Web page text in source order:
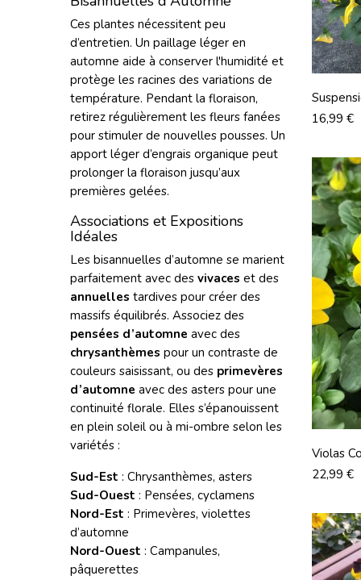
Ces plantes nécessitent peu
d’entretien. Un paillage léger en
automne aide à conserver l'humidité et
protège les racines des variations de
température. Pendant la floraison,
retirez régulièrement les fleurs fanées
pour stimuler de nouvelles pousses. Un
apport léger d’engrais organique peut
prolonger la floraison jusqu’aux
premières gelées.
Associations et Expositions
Idéales
Les bisannuelles d’automne se marient
parfaitement avec des vivaces et des
annuelles tardives pour créer des
massifs équilibrés. Associez des
pensées d’automne avec des
chrysanthèmes pour un contraste de
couleurs saisissant, ou des primevères
d’automne avec des asters pour une
continuité florale. Elles s’épanouissent
en plein soleil ou à mi-ombre selon les
variétés :
Sud-Est : Chrysanthèmes, asters
Sud-Ouest : Pensées, cyclamens
Nord-Est : Primevères, violettes
d’automne
Nord-Ouest : Campanules,
pâquerettes
Bordeau
Prix
16,99 €
Violas
Prix
22,99 €